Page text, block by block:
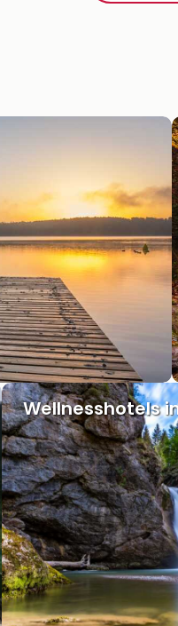
Wellnesshotels